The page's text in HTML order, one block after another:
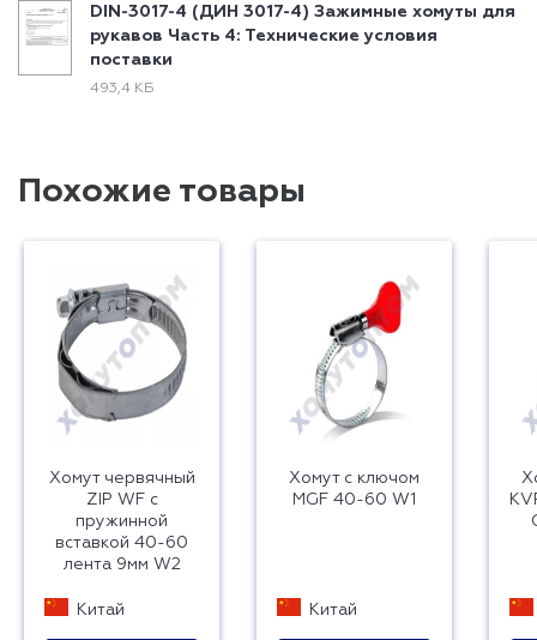
DIN-3017-4 (ДИН 3017-4) Зажимные хомуты для
рукавов Часть 4: Технические условия
поставки
493,4 КБ
Похожие товары
Хомут червячный
ZIP WF с
пружинной
вставкой 40-60
лента 9мм W2
Китай
Хомут с ключом
MGF 40-60 W1
Китай